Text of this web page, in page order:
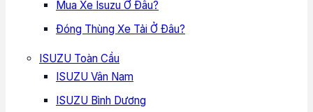
Mua Xe Isuzu Ở Đâu?
Đóng Thùng Xe Tải Ở Đâu?
ISUZU Toàn Cầu
ISUZU Vân Nam
ISUZU Bình Dương